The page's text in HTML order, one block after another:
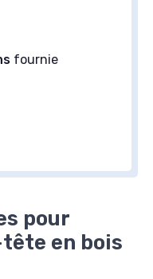
fournie
pour
en bois